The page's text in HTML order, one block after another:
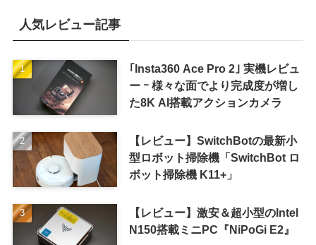
人気レビュー記事
｢Insta360 Ace Pro 2｣ 実機レビュ
ー ｰ 様々な面でより完成度が増し
た8K AI搭載アクションカメラ
【レビュー】SwitchBotの最新小
型ロボット掃除機「SwitchBot ロ
ボット掃除機 K11+」
【レビュー】激安＆超小型のIntel
N150搭載ミニPC『NiPoGi E2』